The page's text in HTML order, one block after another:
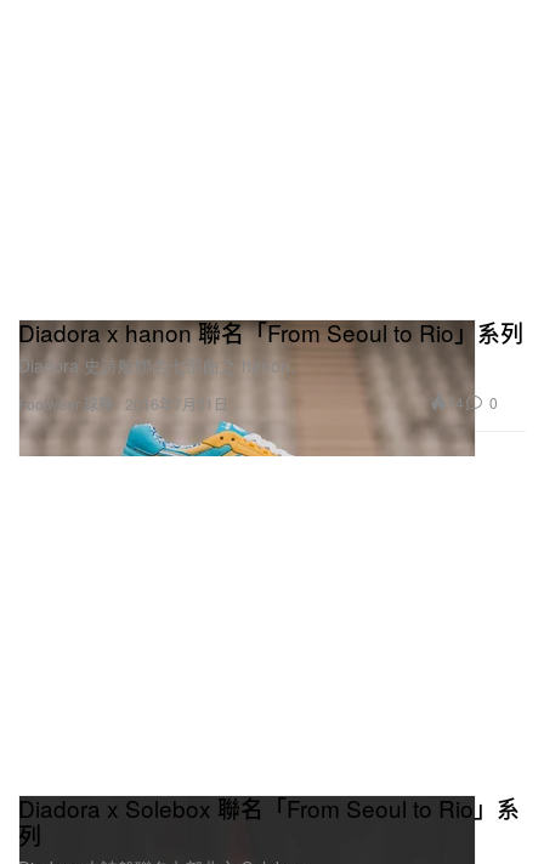
Footwear 球鞋
Diadora x hanon 聯名「From Seoul to Rio」系列
Diadora 史詩般聯名七部曲之 hanon。
2016年7月31日 14 0
Diadora x Solebox 聯名「From Seoul to Rio」系
列